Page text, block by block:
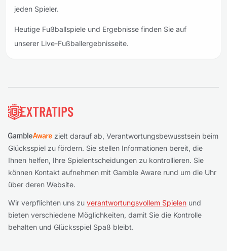
jeden Spieler.
Heutige Fußballspiele und Ergebnisse finden Sie auf
unserer Live-Fußballergebnisseite.
zielt darauf ab, Verantwortungsbewusstsein beim
Glücksspiel zu fördern. Sie stellen Informationen bereit, die
Ihnen helfen, Ihre Spielentscheidungen zu kontrollieren. Sie
können Kontakt aufnehmen mit Gamble Aware rund um die Uhr
über deren Website.
Wir verpflichten uns zu verantwortungsvollem Spielen und
bieten verschiedene Möglichkeiten, damit Sie die Kontrolle
behalten und Glücksspiel Spaß bleibt.